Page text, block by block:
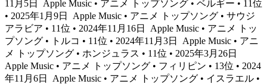
11月5日
Apple Music • アニメ トップソング • ベルギー • 11位
• 2025年1月9日
Apple Music • アニメ トップソング • サウジ
アラビア • 11位 • 2024年11月16日
Apple Music • アニメ トッ
プソング • トルコ • 11位 • 2024年11月3日
Apple Music • アニ
メ トップソング • ホンジュラス • 11位 • 2025年3月26日
Apple Music • アニメ トップソング • フィリピン • 13位 • 2024
年11月6日
Apple Music • アニメ トップソング • イスラエル •